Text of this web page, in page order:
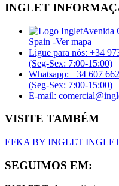
INGLET
Avenida
Spain -Ver mapa
Ligue para nós: +34
(Seg-Sex: 7:00-15:00)
Whatsapp: +34 607
(Seg-Sex: 7:00-15:00)
E-mail:
VISITE TAMBÉM
EFKA BY INGLET
SEGUIMOS EM: